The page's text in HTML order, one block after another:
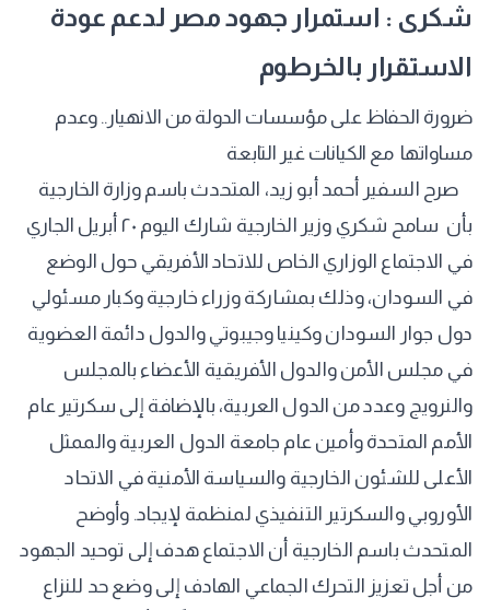
شكرى : استمرار جهود مصر لدعم عودة
الاستقرار بالخرطوم
ضرورة الحفاظ على مؤسسات الدولة من الانهيار.. وعدم
مساواتها مع الكيانات غير التابعة
صرح السفير أحمد أبو زيد، المتحدث باسم وزارة الخارجية
بأن سامح شكري وزير الخارجية شارك اليوم ٢٠ أبريل الجاري
في الاجتماع الوزاري الخاص للاتحاد الأفريقي حول الوضع
في السودان، وذلك بمشاركة وزراء خارجية وكبار مسئولي
دول جوار السودان وكينيا وجيبوتي والدول دائمة العضوية
في مجلس الأمن والدول الأفريقية الأعضاء بالمجلس
والنرويج وعدد من الدول العربية، بالإضافة إلى سكرتير عام
الأمم المتحدة وأمين عام جامعة الدول العربية والممثل
الأعلى للشئون الخارجية والسياسة الأمنية في الاتحاد
الأوروبي والسكرتير التنفيذي لمنظمة لإيجاد. وأوضح
المتحدث باسم الخارجية أن الاجتماع هدف إلى توحيد الجهود
من أجل تعزيز التحرك الجماعي الهادف إلى وضع حد للنزاع